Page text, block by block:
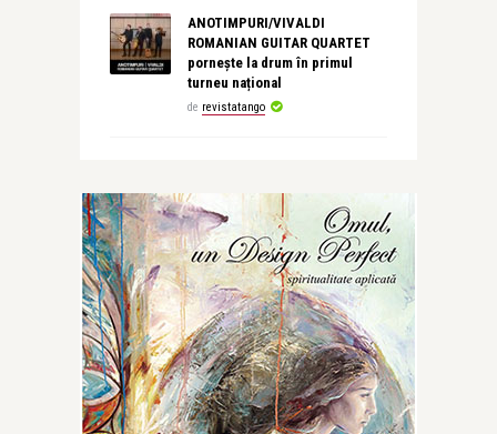
ANOTIMPURI/VIVALDI
ROMANIAN GUITAR QUARTET
pornește la drum în primul
turneu național
de revistatango